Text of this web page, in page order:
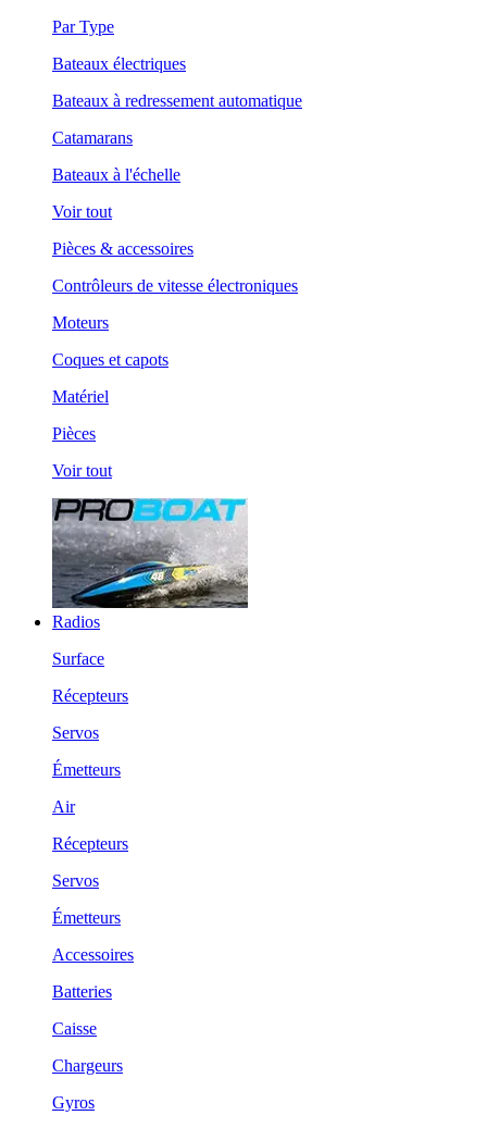
Par Type
Bateaux électriques
Bateaux à redressement automatique
Catamarans
Bateaux à l'échelle
Voir tout
Pièces & accessoires
Contrôleurs de vitesse électroniques
Moteurs
Coques et capots
Matériel
Pièces
Voir tout
Radios
Surface
Récepteurs
Servos
Émetteurs
Air
Récepteurs
Servos
Émetteurs
Accessoires
Batteries
Caisse
Chargeurs
Gyros